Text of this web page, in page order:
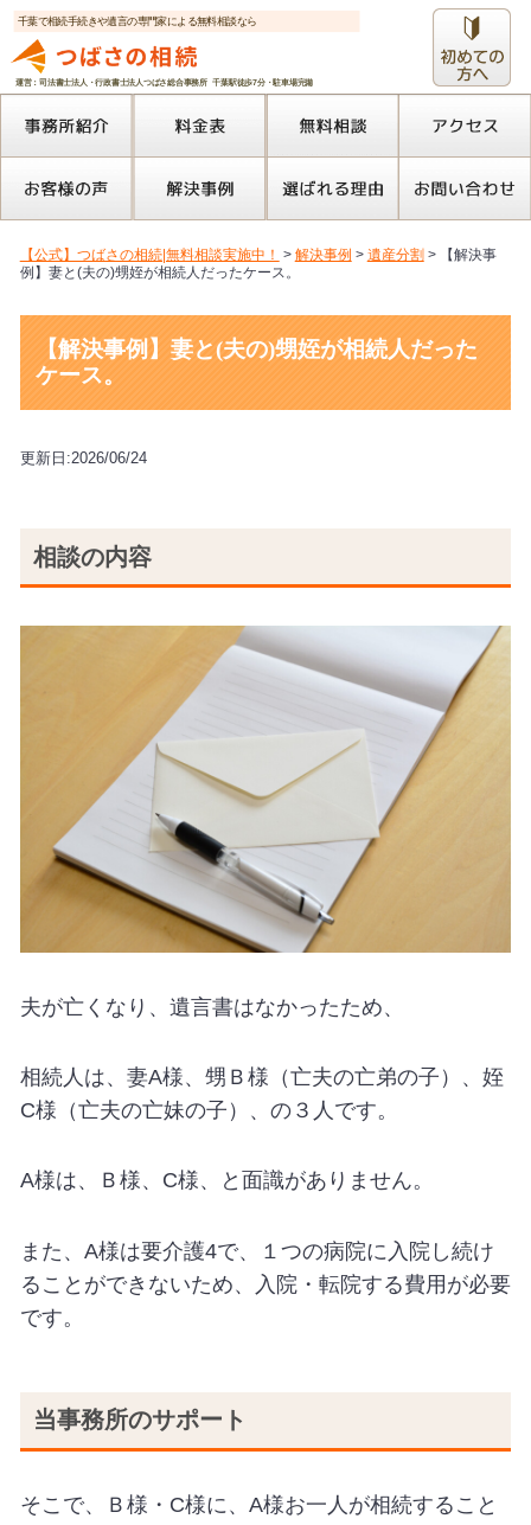
千葉で相続手続きや遺言の専門家による無料相談なら
運営：司法書士法人・行政書士法人つばさ総合事務所 千葉駅徒歩7分・駐車場完備
【公式】つばさの相続|無料相談実施中！ > 解決事例 > 遺産分割 >
【解決事
例】妻と(夫の)甥姪が相続人だったケース。
【解決事例】妻と(夫の)甥姪が相続人だった
ケース。
更新日:2026/06/24
相談の内容
夫が亡くなり、遺言書はなかったため、
相続人は、妻A様、甥Ｂ様（亡夫の亡弟の子）、姪
C様（亡夫の亡妹の子）、の３人です。
A様は、Ｂ様、C様、と面識がありません。
また、A様は要介護4で、１つの病院に入院し続け
ることができないため、入院・転院する費用が必要
です。
当事務所のサポート
そこで、Ｂ様・C様に、A様お一人が相続すること